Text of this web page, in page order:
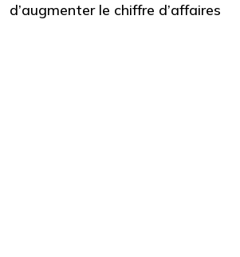
d’augmenter le chiffre d’affaires